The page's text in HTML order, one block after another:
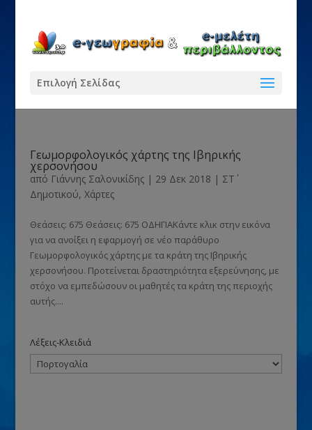
Επιλογή Σελίδας
Γεωμορφολογικός χάρτης της Ιβηρικής
χερσονήσου
από Γιάννης Σαλονικίδης| 29 Δεκ 2018 | ΣΤ΄
Δημοτικού, Χάρτες
Θεάσεις: 675 Θεάσεις: 675 ΟΔΗΓΙΑΚάντε κλικ στην εικόνα
για να ανοίξει η εφαρμογή σε νέο παράθυρο
Γεωμορφολογικός χάρτης με τα κράτη της Ιβηρικής
χερσονήσου. Προτείνεται δραστηριότητα εξερεύνησης, με
στόχο να εμπεδώσουν οι μαθητές τα κράτη της περιοχής
αυτής....
Λέξεις-Κλειδιά